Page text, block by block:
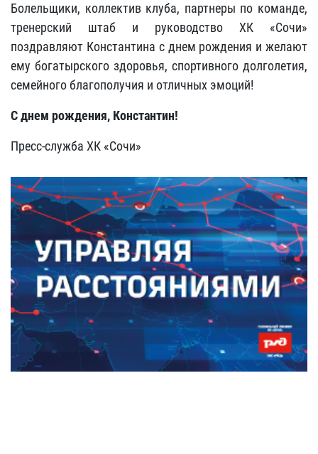
Болельщики, коллектив клуба, партнеры по команде,
тренерский штаб и руководство ХК «Сочи»
поздравляют Константина с днем рождения и желают
ему богатырского здоровья, спортивного долголетия,
семейного благополучия и отличных эмоций!
С днем рождения, Константин!
Пресс-служба ХК «Сочи»